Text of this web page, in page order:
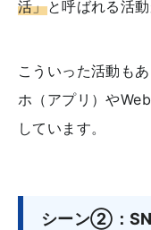
活」と呼ばれる活
こういった活動も
ホ（アプリ）や
しています。
シーン②：